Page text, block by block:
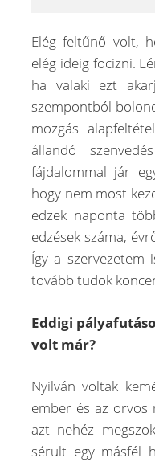
Elég feltűnő volt,
elég ideig focizni.
ha valaki ezt
szempontból
mozgás
állandó
fájdalommal jár
hogy nem most
edzek naponta
edzések száma,
Így a szervezetem
tovább tudok
Eddigi
volt már?
Nyilván voltak
ember és az orvos
azt nehéz
sérült egy másfél